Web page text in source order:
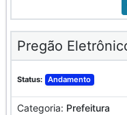
Pregão
Status: Andamento
Categoria: Prefeitura